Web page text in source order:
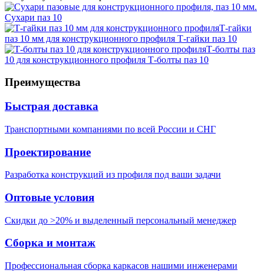
Сухари паз 10
Т-гайки
паз 10 мм для конструкционного профиля Т-гайки паз 10
Т-болты паз
10 для конструкционного профиля Т-болты паз 10
Преимущества
Быстрая доставка
Транспортными компаниями по всей России и СНГ
Проектирование
Разработка конструкций из профиля под ваши задачи
Оптовые условия
Скидки до >20% и выделенный персональный менеджер
Сборка и монтаж
Профессиональная сборка каркасов нашими инженерами